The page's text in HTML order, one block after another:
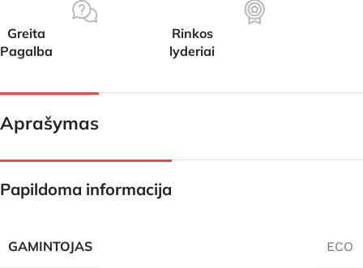
Greita
Pagalba
Rinkos
lyderiai
Aprašymas
Papildoma informacija
GAMINTOJAS ECO